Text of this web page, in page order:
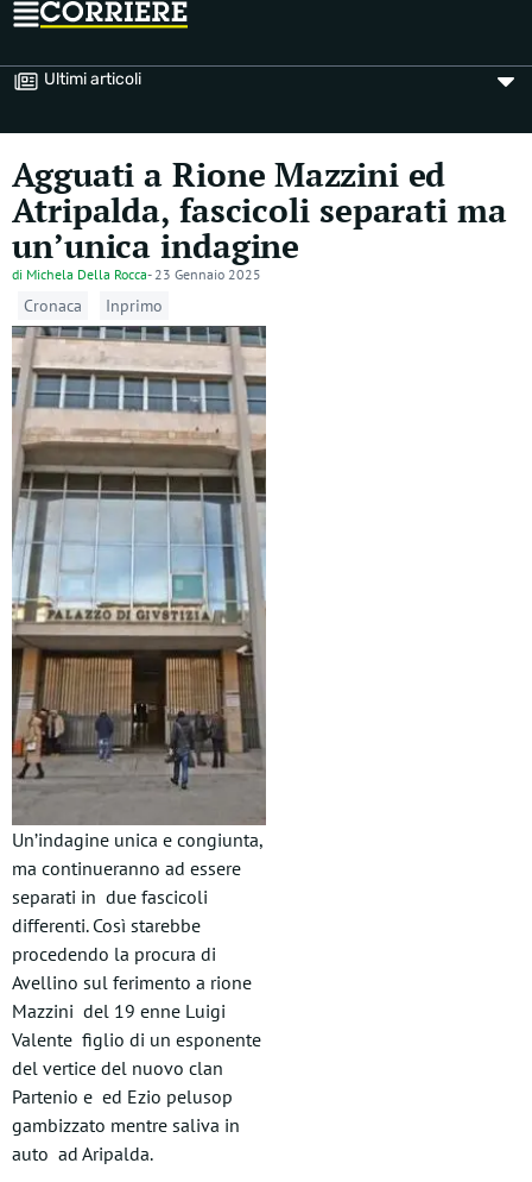
Ultimi articoli
Agguati a Rione Mazzini ed
Atripalda, fascicoli separati ma
un’unica indagine
di Michela Della Rocca- 23 Gennaio 2025
Cronaca Inprimo
Un’indagine unica e congiunta,
ma continueranno ad essere
separati in due fascicoli
differenti. Così starebbe
procedendo la procura di
Avellino sul ferimento a rione
Mazzini del 19 enne Luigi
Valente figlio di un esponente
del vertice del nuovo clan
Partenio e ed Ezio pelusop
gambizzato mentre saliva in
auto ad Aripalda.